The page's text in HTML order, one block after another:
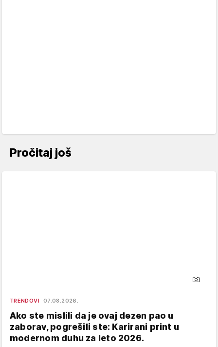
Pročitaj još
TRENDOVI 07.08.2026.
Ako ste mislili da je ovaj dezen pao u
zaborav, pogrešili ste: Karirani print u
modernom duhu za leto 2026.